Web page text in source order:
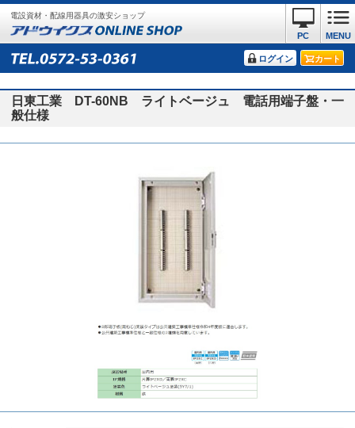
電設資材・配線用器具の激安ショップ
MENU
PC
ログイン カート
日東工業 DT-60NB ライトベージュ 電話用端子盤・一
般仕様